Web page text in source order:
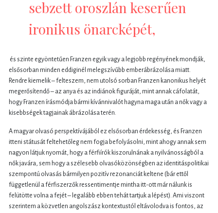
sebzett oroszlán keserűen
ironikus önarcképét,
és szinte egyöntetűen Franzen egyik vagy a legjobb regényének mondják,
elsősorban minden eddiginél melegszívűbb emberábrázolása miatt.
Rendre kiemelik – felteszem, nem utolsó sorban Franzen kanonikus helyét
megerősítendő – az anya és az indiánok figuráját, mint annak cáfolatát,
hogy Franzen írásmódja bármi kívánnivalót hagyna maga után a nők vagy a
kisebbségek tagjainak ábrázolása terén.
A magyar olvasó perspektívájából ez elsősorban érdekesség, és Franzen
itteni státusát feltehetőleg nem fogja befolyásolni, mint ahogy annak sem
nagyon látjuk nyomát, hogy a férfiírók kiszorulnának a nyilvánosságból a
nők javára, sem hogy a szélesebb olvasóközönségben az identitáspolitikai
szempontú olvasás bármilyen pozitív rezonanciát keltene (bár ettől
függetlenül a férfiszerzők ressentimentje mintha itt-ott már nálunk is
felütötte volna a fejét – legalább ebben tehát tartjuk a lépést). Ami viszont
szerintem a közvetlen angolszász kontextustól eltávolodva is fontos, az